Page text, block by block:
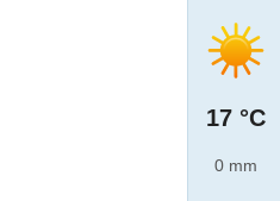
17 °C
0 mm